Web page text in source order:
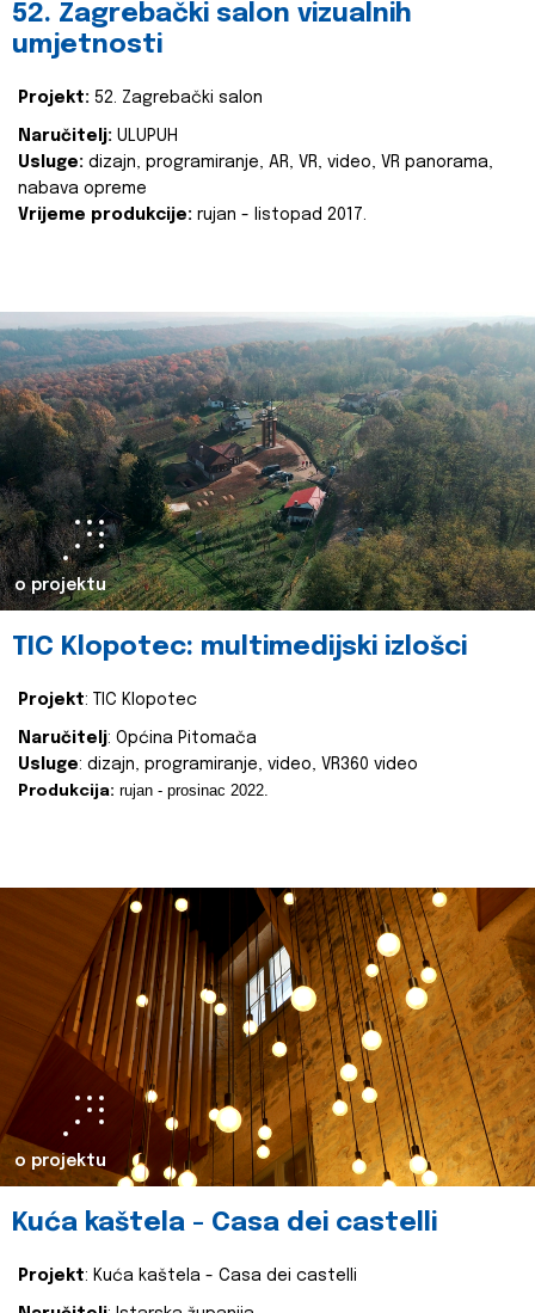
52. Zagrebački salon vizualnih
umjetnosti
Projekt: 52. Zagrebački salon
Naručitelj: ULUPUH
Usluge: dizajn, programiranje, AR, VR, video, VR panorama,
nabava opreme
Vrijeme produkcije: rujan - listopad 2017.
o projektu
TIC Klopotec: multimedijski izlošci
Projekt: TIC Klopotec
Naručitelj: Općina Pitomača
Usluge: dizajn, programiranje, video, VR360 video
Produkcija: rujan - prosinac 2022.
o projektu
Kuća kaštela - Casa dei castelli
Projekt: Kuća kaštela - Casa dei castelli